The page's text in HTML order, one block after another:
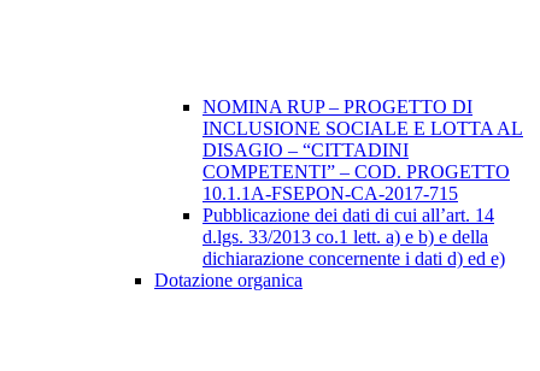
NOMINA RUP – PROGETTO DI
INCLUSIONE SOCIALE E LOTTA AL
DISAGIO – “CITTADINI
COMPETENTI” – COD. PROGETTO
10.1.1A-FSEPON-CA-2017-715
Pubblicazione dei dati di cui all’art. 14
d.lgs. 33/2013 co.1 lett. a) e b) e della
dichiarazione concernente i dati d) ed e)
Dotazione organica